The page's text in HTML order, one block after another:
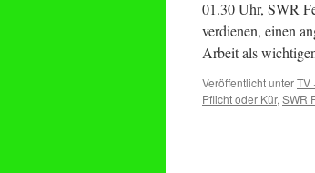
01.30 Uhr, SWR
verdienen, einen
Arbeit als
Veröffentlicht unterTV
Pflicht oder Kür, SWR